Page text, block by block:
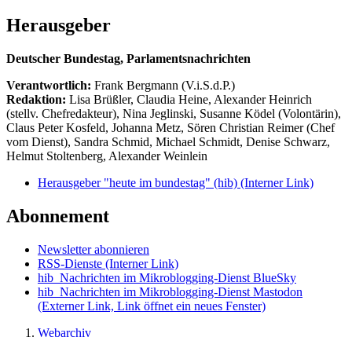
Herausgeber
Deutscher Bundestag, Parlamentsnachrichten
Verantwortlich: Frank Bergmann (V.i.S.d.P.)
Redaktion: Lisa Brüßler, Claudia Heine, Alexander Heinrich
(stellv. Chefredakteur), Nina Jeglinski, Susanne Ködel (Volontärin),
Claus Peter Kosfeld, Johanna Metz, Sören Christian Reimer (Chef
vom Dienst), Sandra Schmid, Michael Schmidt, Denise Schwarz,
Helmut Stoltenberg, Alexander Weinlein
Herausgeber "heute im bundestag" (hib) (Interner Link)
Abonnement
Newsletter abonnieren
RSS-Dienste (Interner Link)
hib_Nachrichten im Mikroblogging-Dienst BlueSky
hib_Nachrichten im Mikroblogging-Dienst Mastodon
(Externer Link, Link öffnet ein neues Fenster)
Webarchiv